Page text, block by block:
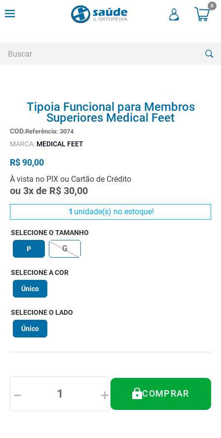
0
Tipoia Funcional para Membros
Superiores Medical Feet
Referência: 3074
MARCA: MEDICAL FEET
R$90,00
À vista no PIX ou Cartão de Crédito
ou 3x de R$ 30,00
1 unidade(s) no estoque!
SELECIONE O TAMANHO
P G
SELECIONE A COR
Único
SELECIONE O LADO
Único
＋
－ COMPRAR
cadeira rodas
meia compressao
3º
andadores
4º
imobilizador joelho
5º
bota imobilizadora
6º
cadeira rodas agile
meia antitrombo
8º
andador
9
tipoia